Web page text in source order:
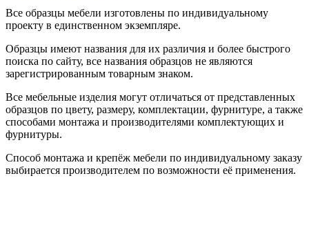
Все образцы мебели изготовлены по индивидуальному
проекту в единственном экземпляре.
Образцы имеют названия для их различия и более быстрого
поиска по сайту, все названия образцов не являются
зарегистрированным товарным знаком.
Все мебельные изделия могут отличаться от представленных
образцов по цвету, размеру, комплектации, фурнитуре, а также
способами монтажа и производителями комплектующих и
фурнитуры.
Способ монтажа и крепёж мебели по индивидуальному заказу
выбирается производителем по возможности её применения.